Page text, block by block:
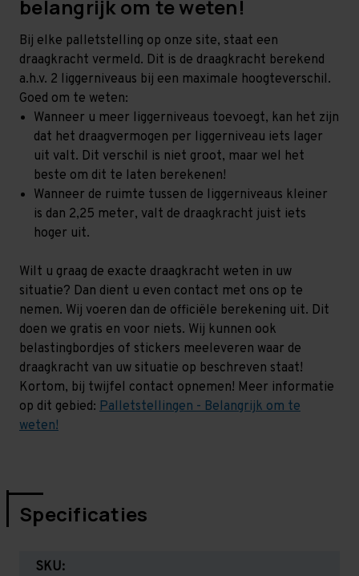
belangrijk om te weten!
Bij elke palletstelling op onze site, staat een
draagkracht vermeld. Dit is de draagkracht berekend
a.h.v. 2 liggerniveaus bij een maximale hoogteverschil.
Goed om te weten:
Wanneer u meer liggerniveaus toevoegt, kan het zijn
dat het draagvermogen per liggerniveau iets lager
uit valt. Dit verschil is niet groot, maar wel het
beste om dit te laten berekenen!
Wanneer de ruimte tussen de liggerniveaus kleiner
is dan 2,25 meter, valt de draagkracht juist iets
hoger uit.
Wilt u graag de exacte draagkracht weten in uw
situatie? Dan dient u even contact met ons op te
nemen. Wij voeren dan de officiële berekening uit. Dit
doen we gratis en voor niets. Wij kunnen ook
belastingbordjes of stickers meeleveren waar de
draagkracht van uw situatie op beschreven staat!
Kortom, bij twijfel contact opnemen! Meer informatie
op dit gebied: Palletstellingen - Belangrijk om te
weten!
Specificaties
SKU: